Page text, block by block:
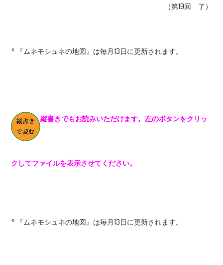
（第19回 了）
* 『ムネモシュネの地図』は毎月13日に更新されます。
縦書きでもお読みいただけます。左のボタンをクリッ
クしてファイルを表示させてください。
* 『ムネモシュネの地図』は毎月13日に更新されます。